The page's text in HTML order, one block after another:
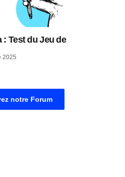
: Test du Jeu de
2025
notre Forum